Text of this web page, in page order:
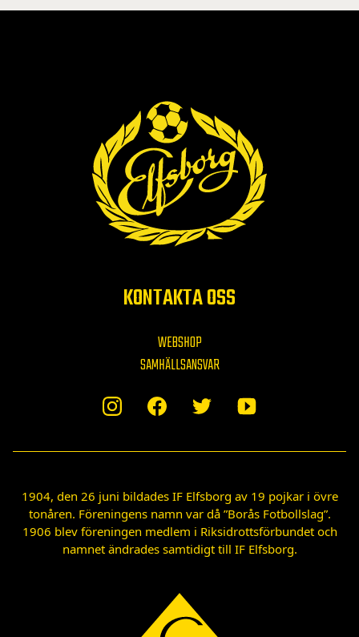
KONTAKTA OSS
WEBSHOP
SAMHÄLLSANSVAR
1904, den 26 juni bildades IF Elfsborg av 19 pojkar i övre
tonåren. Föreningens namn var då ”Borås Fotbollslag”.
1906 blev föreningen medlem i Riksidrottsförbundet och
namnet ändrades samtidigt till IF Elfsborg.